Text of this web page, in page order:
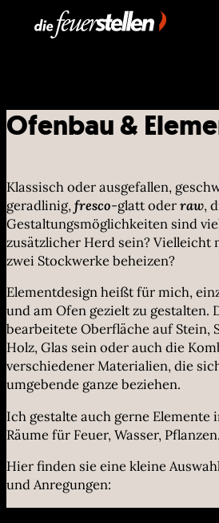
Ofenbau &
Klassisch oder ausgefallen,
geradlinig, fresco-glatt oderraw,
Gestaltungsmöglichkeiten sind
zusätzlicher Herd sein? Vielleicht
zwei Stockwerke beheizen?
Elementdesign heißt für mich,
und am Ofen gezielt zu gestalten.
bearbeitete Oberfläche auf Stein,
Holz, Glas sein oder auch die
verschiedener Materialien, die
umgebende ganze beziehen.
Ich gestalte auch gerne Elemente
Räume für Feuer, Wasser,
Hier finden sie eine kleine
und Anregungen: